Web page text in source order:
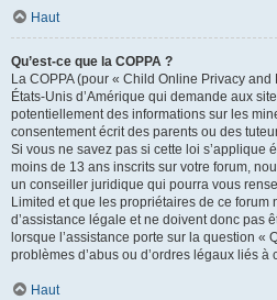
Haut
Qu’est-ce que la COPPA ?
La COPPA (pour « Child Online Privacy
États-Unis d’Amérique qui demande aux
potentiellement des informations sur les
consentement écrit des parents ou des
Si vous ne savez pas si cette loi s’applique
moins de 13 ans inscrits sur votre forum,
un conseiller juridique qui pourra vous
Limited et que les propriétaires de ce forum
d’assistance légale et ne doivent donc pas
lorsque l’assistance porte sur la question «
problèmes d’abus ou d’ordres légaux liés à
Haut